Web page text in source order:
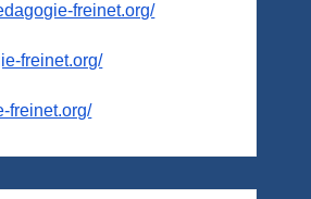
freinet.org/
freinet.org/
freinet.org/